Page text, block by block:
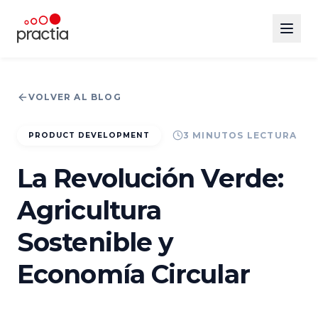
VOLVER AL BLOG
PRODUCT DEVELOPMENT 3 MINUTOS LECTURA
La Revolución Verde:
Agricultura
Sostenible y
Economía Circular